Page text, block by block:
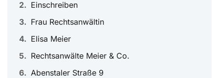
Einschreiben
Frau Rechtsanwältin
Elisa Meier
Rechtsanwälte Meier & Co.
Abenstaler Straße 9